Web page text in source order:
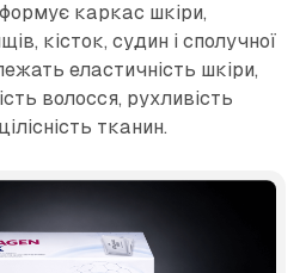
каркас шкіри,
кісток, судин і сполучної
еластичність шкіри,
волосся, рухливість
тканин.